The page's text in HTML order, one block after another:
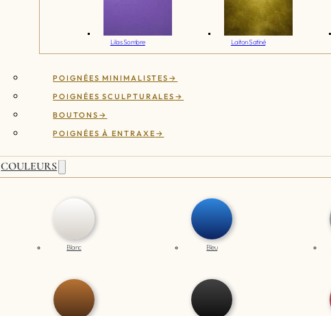
Lilas Sombre Laiton Satiné
POIGNÉES MINIMALISTES
POIGNÉES SCULPTURALES
BOUTONS
POIGNÉES À ENTRAXE
COULEURS
Blanc Bleu